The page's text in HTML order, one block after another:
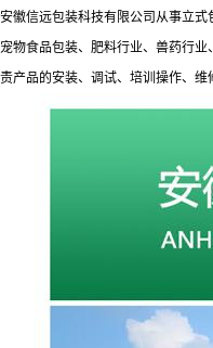
安徽信远包装科技有限公司从事立
宠物食品包装、肥料行业、兽药行
责产品的安装、调试、培训操作、维